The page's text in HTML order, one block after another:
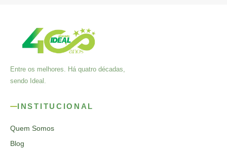
Entre os melhores. Há quatro décadas,
sendo Ideal.
INSTITUCIONAL
Quem Somos
Blog